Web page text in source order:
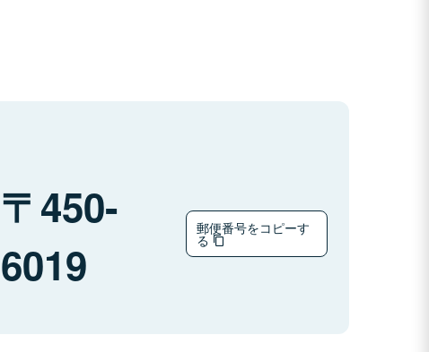
450-
6019
郵便番号をコピーす
る